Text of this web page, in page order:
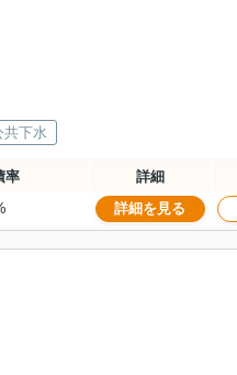
共下水
率 詳細
詳細を見る